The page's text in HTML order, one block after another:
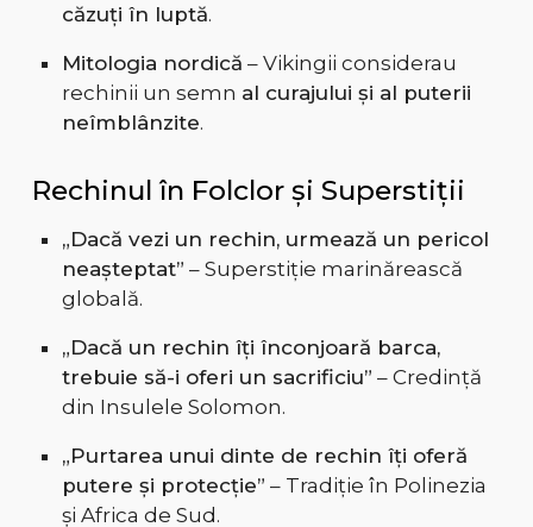
căzuți în luptă.
Mitologia nordică – Vikingii considerau
rechinii un semn al curajului și al puterii
neîmblânzite.
Rechinul în Folclor și Superstiții
„Dacă vezi un rechin, urmează un pericol
neașteptat” – Superstiție marinărească
globală.
„Dacă un rechin îți înconjoară barca,
trebuie să-i oferi un sacrificiu” – Credință
din Insulele Solomon.
„Purtarea unui dinte de rechin îți oferă
putere și protecție” – Tradiție în Polinezia
și Africa de Sud.